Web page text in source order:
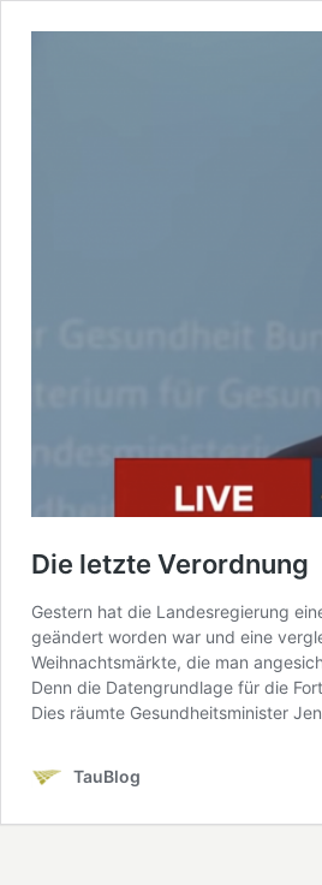
Die letzte Verordnung
Gestern hat die Landesregierung
geändert worden war und eine
Weihnachtsmärkte, die man
Denn die Datengrundlage für die
Dies räumte Gesundheitsminister
TauBlog